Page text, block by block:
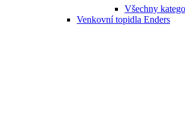
Všechny
Venkovní topidla Enders